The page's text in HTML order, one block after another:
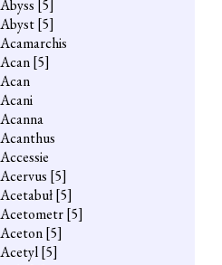
Abyss [5]
Abyst[5]
Acamarchis
Acan[5]
Acan
Acani
Acanna
Acanthus
Accessie
Acervus [5]
Acetabuł[5]
Acetometr[5]
Aceton[5]
Acetyl[5]